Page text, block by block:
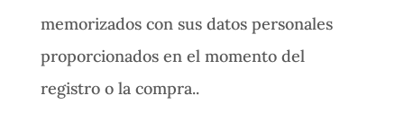
memorizados con sus datos personales
proporcionados en el momento del
registro o la compra..